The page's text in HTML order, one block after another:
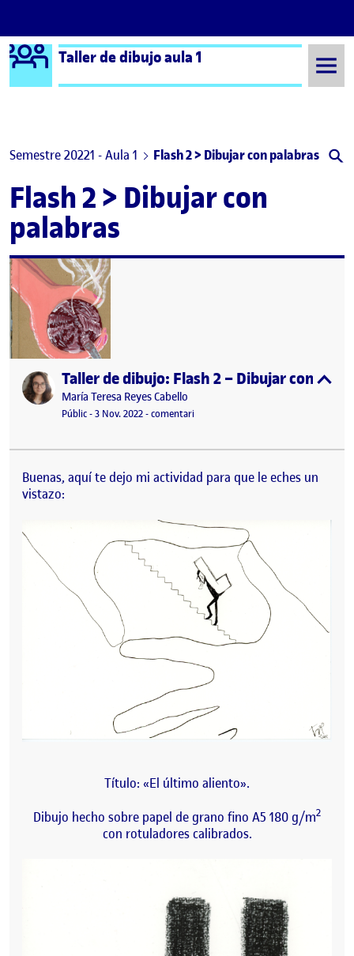
Saltar al contingut
Logo Ágora
Taller de dibujo aula 1
Semestre 20221 - Aula 1 Flash 2 > Dibujar con palabras
Flash 2 > Dibujar con
palabras
Publicat perTaller de dibujo: Flash 2 – Dibujar con
Publicat per
María Teresa Reyes Cabello
Visibilitat:
Públic-Data de publicació
3 Nov. 202223 novembre, 2022 5:14 pm
-comentariel Taller de dibujo: Flash 2 – Dibujar
Buenas, aquí te dejo mi actividad para que le eches un
vistazo:
Título: «El último aliento».
Dibujo hecho sobre papel de grano fino A5 180 g/m2
con rotuladores calibrados.